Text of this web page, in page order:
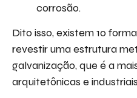
corrosão.
Dito isso, existem 10
revestir uma estrutura
galvanização, que é a
arquitetônicas e